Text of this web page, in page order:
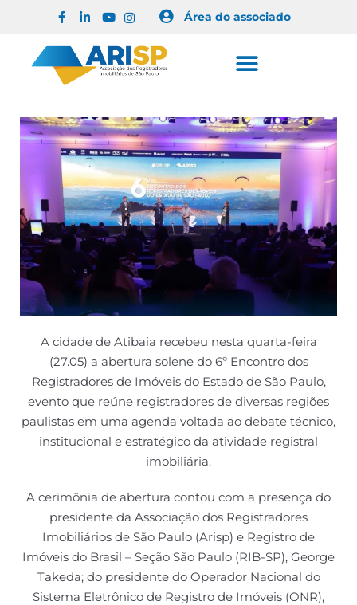
Área do associado
A cidade de Atibaia recebeu nesta quarta-feira
(27.05) a abertura solene do 6º Encontro dos
Registradores de Imóveis do Estado de São Paulo,
evento que reúne registradores de diversas regiões
paulistas em uma agenda voltada ao debate técnico,
institucional e estratégico da atividade registral
imobiliária.
A cerimônia de abertura contou com a presença do
presidente da Associação dos Registradores
Imobiliários de São Paulo (Arisp) e Registro de
Imóveis do Brasil – Seção São Paulo (RIB-SP), George
Takeda; do presidente do Operador Nacional do
Sistema Eletrônico de Registro de Imóveis (ONR),